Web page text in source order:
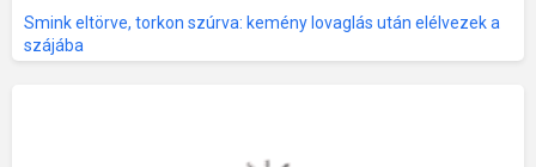
Smink eltörve, torkon szúrva: kemény lovaglás után elélvezek a
szájába